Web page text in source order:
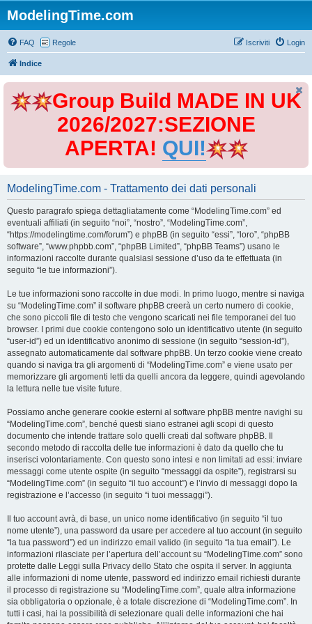
ModelingTime.com
FAQ Regole Login
Iscriviti
Indice
Group Build MADE IN UK
2026/2027:SEZIONE
APERTA! QUI!
ModelingTime.com - Trattamento dei dati personali
Questo paragrafo spiega dettagliatamente come “ModelingTime.com” ed
eventuali affiliati (in seguito “noi”, “nostro”, “ModelingTime.com”,
“https://modelingtime.com/forum”) e phpBB (in seguito “essi”, “loro”, “phpBB
software”, “www.phpbb.com”, “phpBB Limited”, “phpBB Teams”) usano le
informazioni raccolte durante qualsiasi sessione d’uso da te effettuata (in
seguito “le tue informazioni”).
Le tue informazioni sono raccolte in due modi. In primo luogo, mentre si naviga
su “ModelingTime.com” il software phpBB creerà un certo numero di cookie,
che sono piccoli file di testo che vengono scaricati nei file temporanei del tuo
browser. I primi due cookie contengono solo un identificativo utente (in seguito
“user-id”) ed un identificativo anonimo di sessione (in seguito “session-id”),
assegnato automaticamente dal software phpBB. Un terzo cookie viene creato
quando si naviga tra gli argomenti di “ModelingTime.com” e viene usato per
memorizzare gli argomenti letti da quelli ancora da leggere, quindi agevolando
la lettura nelle tue visite future.
Possiamo anche generare cookie esterni al software phpBB mentre navighi su
“ModelingTime.com”, benché questi siano estranei agli scopi di questo
documento che intende trattare solo quelli creati dal software phpBB. Il
secondo metodo di raccolta delle tue informazioni è dato da quello che tu
inserisci volontariamente. Con questo sono intesi e non limitati ad essi: inviare
messaggi come utente ospite (in seguito “messaggi da ospite”), registrarsi su
“ModelingTime.com” (in seguito “il tuo account”) e l’invio di messaggi dopo la
registrazione e l’accesso (in seguito “i tuoi messaggi”).
Il tuo account avrà, di base, un unico nome identificativo (in seguito “il tuo
nome utente”), una password da usare per accedere al tuo account (in seguito
“la tua password”) ed un indirizzo email valido (in seguito “la tua email”). Le
informazioni rilasciate per l’apertura dell’account su “ModelingTime.com” sono
protette dalle Leggi sulla Privacy dello Stato che ospita il server. In aggiunta
alle informazioni di nome utente, password ed indirizzo email richiesti durante
il processo di registrazione su “ModelingTime.com”, quale altra informazione
sia obbligatoria o opzionale, è a totale discrezione di “ModelingTime.com”. In
tutti i casi, hai la possibilità di selezionare quali delle informazioni che hai